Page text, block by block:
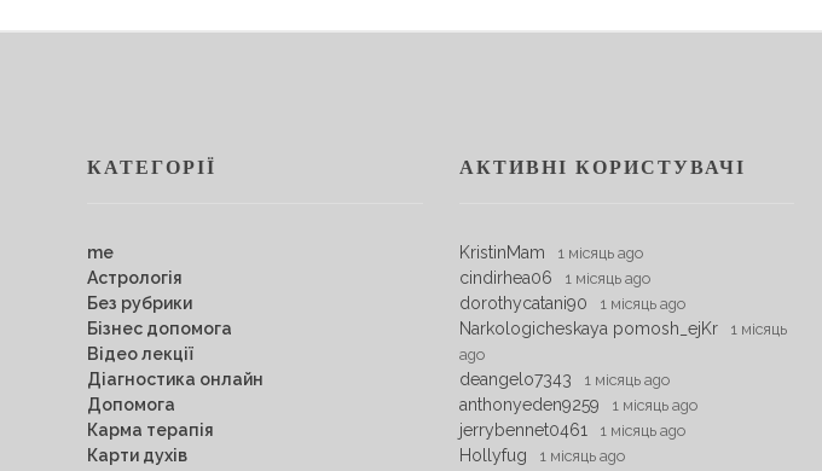
КАТЕГОРІЇ
me
Астрологія
Без рубрики
Бізнес допомога
Відео лекції
Діагностика онлайн
Допомога
Карма терапія
Карти духів
АКТИВНІ КОРИСТУВАЧІ
KristinMam 1 місяць ago
cindirhea06 1 місяць ago
dorothycatani90 1 місяць ago
Narkologicheskaya pomosh_ejKr
1 місяць
ago
deangelo7343 1 місяць ago
anthonyeden9259 1 місяць ago
jerrybennet0461 1 місяць ago
Hollyfug 1 місяць ago